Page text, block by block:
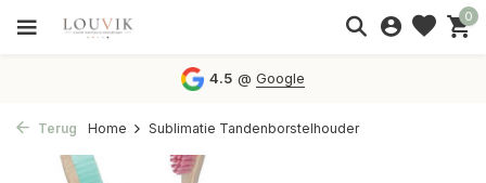
0
4.5 @Google
Terug Home Sublimatie Tandenborstelhouder